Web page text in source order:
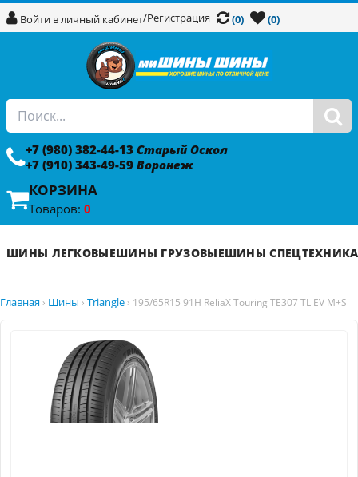
Войти в личный кабинет/Регистрация (0) (0)
+7 (980) 382-44-13 Старый Оскол
+7 (910) 343-49-59 Воронеж
КОРЗИНА
Товаров: 0
ШИНЫ ЛЕГКОВЫЕШИНЫ ГРУЗОВЫЕШИНЫ СПЕЦТЕХНИКА
Главная › Шины › Triangle › 195/65R15 91H ReliaX Touring TE307 TL EV M+S